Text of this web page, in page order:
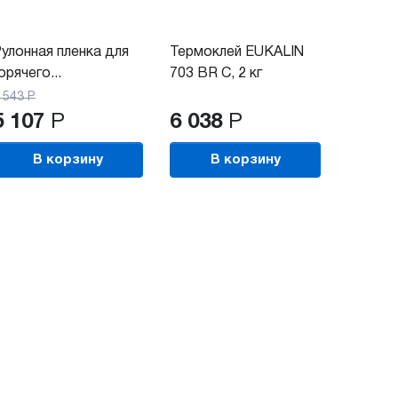
пленка для
543 Р
107 Р
В корзину
Термоклей EUKALIN
703 BR C, 2 кг
6 038 Р
В корзину